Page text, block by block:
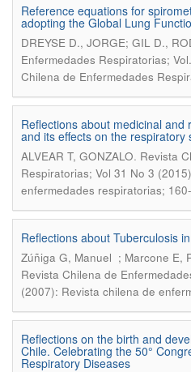
Reference equations for
adopting the Global Lung
DREYSE D., JORGE; GIL D.,
Enfermedades Respiratorias;
Chilena de Enfermedades
Reflections about medicinal
and its effects on the respiratory
ALVEAR T, GONZALO. Revista
Respiratorias; Vol 31 No 3
enfermedades respiratorias;
Reflections about Tuberculosis
Zúñiga G, Manuel ; Marcone E,
Revista Chilena de
(2007): Revista chilena de
Reflections on the birth and
Chile. Celebrating the 50°
Respiratory Diseases